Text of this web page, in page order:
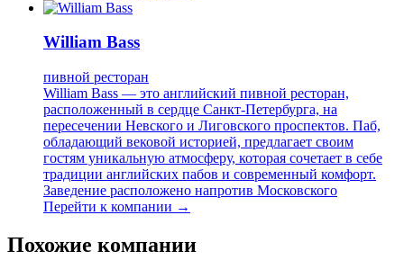
William Bass
пивной ресторан
William Bass — это английский пивной ресторан,
расположенный в сердце Санкт-Петербурга, на
пересечении Невского и Лиговского проспектов. Паб,
обладающий вековой историей, предлагает своим
гостям уникальную атмосферу, которая сочетает в себе
традиции английских пабов и современный комфорт.
Заведение расположено напротив Московского
Перейти к компании →
Похожие компании